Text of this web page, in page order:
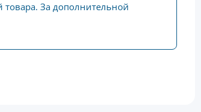
товара. За дополнительной